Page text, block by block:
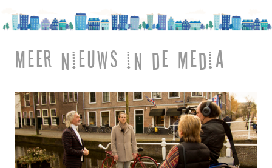
Meer nieuws in de media